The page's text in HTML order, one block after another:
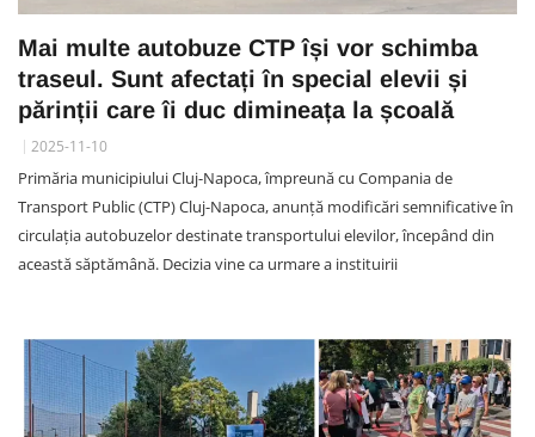
Mai multe autobuze CTP își vor schimba
traseul. Sunt afectați în special elevii și
părinții care îi duc dimineața la școală
2025-11-10
Primăria municipiului Cluj-Napoca, împreună cu Compania de
Transport Public (CTP) Cluj-Napoca, anunță modificări semnificative în
circulația autobuzelor destinate transportului elevilor, începând din
această săptămână. Decizia vine ca urmare a instituirii